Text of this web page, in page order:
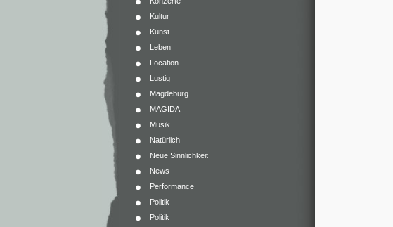
Kultur
Kunst
Leben
Location
Lustig
Magdeburg
MAGIDA
Musik
Natürlich
Neue Sinnlichkeit
News
Performance
Politik
Politik